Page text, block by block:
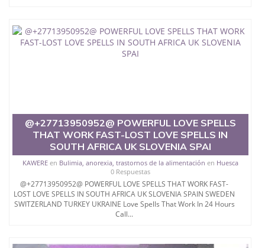
@+27713950952@ POWERFUL LOVE SPELLS
THAT WORK FAST-LOST LOVE SPELLS IN
SOUTH AFRICA UK SLOVENIA SPAI
KAWEREen Bulimia, anorexia, trastornos de la alimentación en Huesca
0 Respuestas
@+27713950952@ POWERFUL LOVE SPELLS THAT WORK FAST-
LOST LOVE SPELLS IN SOUTH AFRICA UK SLOVENIA SPAIN SWEDEN
SWITZERLAND TURKEY UKRAINE Love Spells That Work In 24 Hours
Call...